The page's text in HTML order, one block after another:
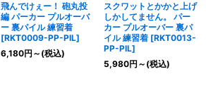
飛んでけぇー！ 砲丸投
編 パーカー プルオーバ
ー 裏パイル 練習着
[RKT0009-PP-PIL]
6,180円 ～ (税込)
スクワットとかかと上げ
しかしてません。 パー
カー プルオーバー 裏パ
イル 練習着 [RKT0013-
PP-PIL]
5,980円 ～ (税込)